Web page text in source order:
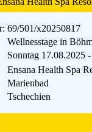
69/501/x20250817
Wellnesstage in
Sonntag 17.08.2025
Ensana Health Spa
Marienbad
Tschechien